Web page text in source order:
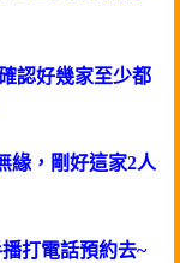
認好幾家至少都
緣，剛好這家2人
打電話預約去~